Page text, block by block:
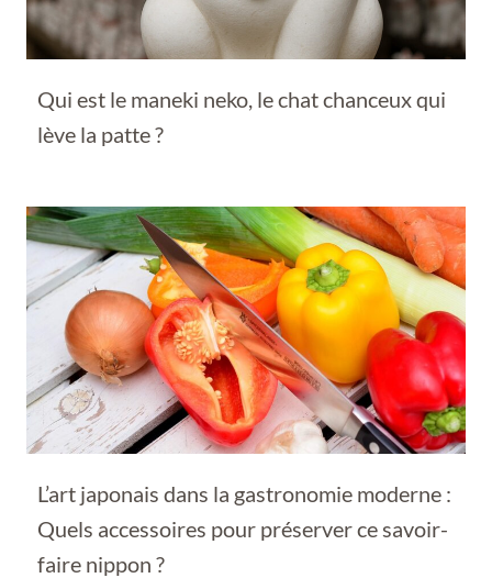
Qui est le maneki neko, le chat chanceux qui
lève la patte ?
L’art japonais dans la gastronomie moderne :
Quels accessoires pour préserver ce savoir-
faire nippon ?